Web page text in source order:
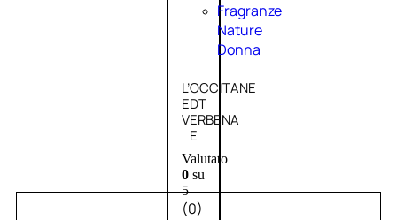
Fragranze
Nature
Donna
L’OCCITANE
EDT
VERBENA
E
Valutato
0su
5
(0)